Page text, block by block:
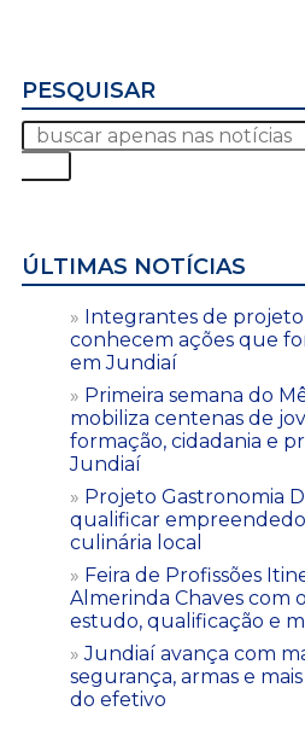
PESQUISAR
ÚLTIMAS NOTÍCIAS
Integrantes de
conhecem ações que
em Jundiaí
Primeira semana do
mobiliza centenas de
formação, cidadania e
Jundiaí
Projeto Gastronomia
qualificar
culinária local
Feira de Profissões
Almerinda Chaves com
estudo, qualificação e
Jundiaí avança com
segurança, armas e
do efetivo